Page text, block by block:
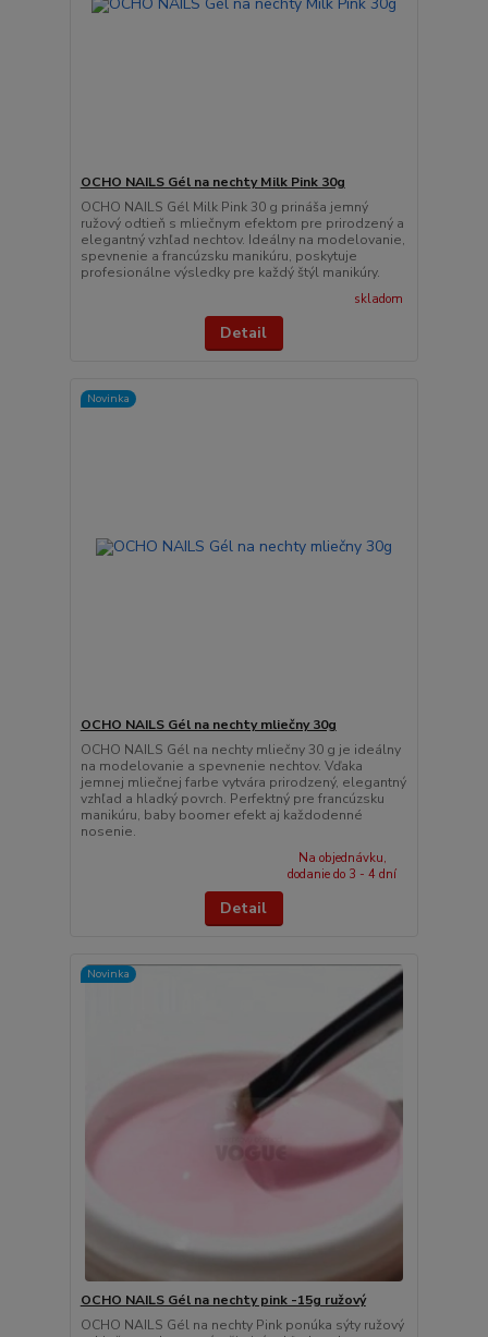
OCHO NAILS Gél na nechty Milk Pink 30g
OCHO NAILS Gél Milk Pink 30 g prináša jemný
ružový odtieň s mliečnym efektom pre prirodzený a
elegantný vzhľad nechtov. Ideálny na modelovanie,
spevnenie a francúzsku manikúru, poskytuje
profesionálne výsledky pre každý štýl manikúry.
skladom
Detail
Novinka
OCHO NAILS Gél na nechty mliečny 30g
OCHO NAILS Gél na nechty mliečny 30 g je ideálny
na modelovanie a spevnenie nechtov. Vďaka
jemnej mliečnej farbe vytvára prirodzený, elegantný
vzhľad a hladký povrch. Perfektný pre francúzsku
manikúru, baby boomer efekt aj každodenné
nosenie.
Na objednávku,
dodanie do 3 - 4 dní
Detail
Novinka
OCHO NAILS Gél na nechty pink -15g ružový
OCHO NAILS Gél na nechty Pink ponúka sýty ružový